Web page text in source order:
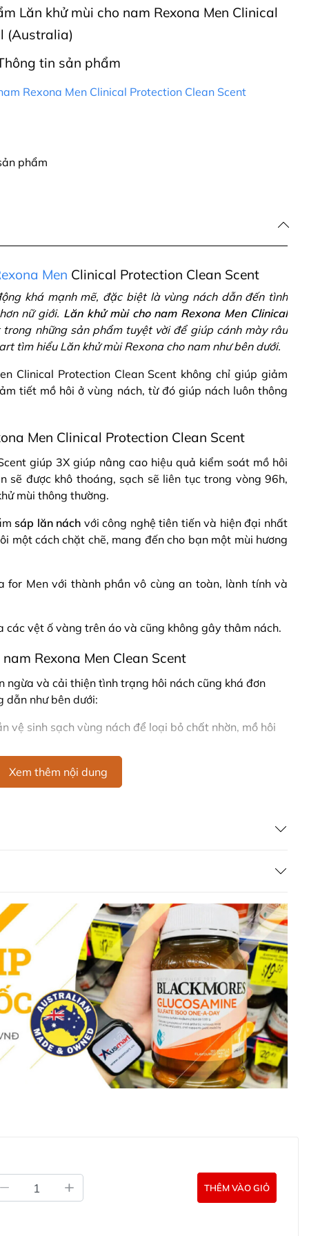
Lăn khử mùi cho nam Rexona Men Clinical
(Australia)
tin sản phẩm
Rexona Men Clinical Protection Clean Scent
phẩm
Men Clinical Protection Clean Scent
khá mạnh mẽ, đặc biệt là vùng nách dẫn đến tình
nữ giới. Lăn khử mùi cho nam Rexona Men Clinical
những sản phẩm tuyệt vời để giúp cánh mày râu
tìm hiểu Lăn khử mùi Rexona cho nam như bên dưới.
Clinical Protection Clean Scent không chỉ giúp giảm
tiết mồ hôi ở vùng nách, từ đó giúp nách luôn thông
Men Clinical Protection Clean Scent
giúp 3X giúp nâng cao hiệu quả kiểm soát mồ hôi
sẽ được khô thoáng, sạch sẽ liên tục trong vòng 96h,
mùi thông thường.
sáp lăn nách với công nghệ tiên tiến và hiện đại nhất
một cách chặt chẽ, mang đến cho bạn một mùi hương
for Men với thành phần vô cùng an toàn, lành tính và
các vệt ố vàng trên áo và cũng không gây thâm nách.
Rexona Men Clean Scent
ngừa và cải thiện tình trạng hôi nách cũng khá đơn
dẫn như bên dưới:
vệ sinh sạch vùng nách để loại bỏ chất nhờn, mồ hôi
lại vài lần trên vùng nách giúp nách có thể hấp thu
tình trạng nhiễm khuẩn da, giảm tiết mồ hồi và
Rexona, phải để sáp thật khô rồi mới mặc áo. Bạn
ố vàng.
ngay sau khi tắm xong vì lúc này da còn khá ẩm khiến
mùi không thể ngấm sâu được vào trong da. Dẫn
không hiệu quả.
khi dùng để các hoạt chất có thể hoà lẫn vào nhau
giảm tiết mồ hôi.
đủ và nếu cần thoa dặm lại lần 2 thì cần sử dụng cách
dụng lăn khử mùi vào ban đêm trước khi ngủ.
rộng rãi, thoáng mát ở vùng nách để giúp giảm thiểu
phẩm nặng mùi như hành tây, tỏi hoặc các món ăn
Tetrachlorohydrex Gly, Microcrystalline Wax,
Hydrolysed Corn Starch, Paraffin, Silica, Sodium
Crosspolymer, Bht.
Xem thêm nội dung
THÊM VÀO GIỎ